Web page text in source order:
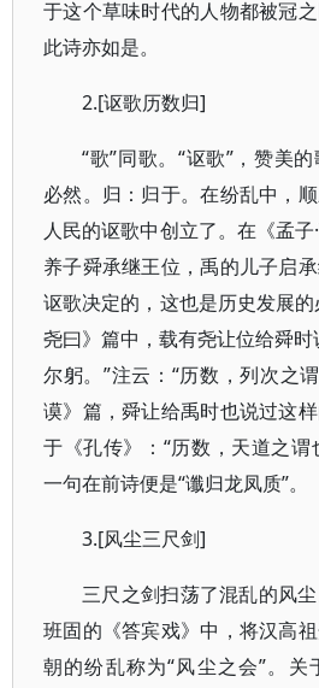
于这个草味时代的人物都被冠
此诗亦如是。
2.[讴歌历数归]
“歌”同歌。“讴歌”，赞美
必然。归：归于。在纷乱中，
人民的讴歌中创立了。在《孟
养子舜承继王位，禹的儿子启
讴歌决定的，这也是历史发展的
尧曰》篇中，载有尧让位给舜时
尔躬。”注云：“历数，列次之
谟》篇，舜让给禹时也说过这
于《孔传》：“历数，天道之谓
一句在前诗便是“谶归龙凤质”。
3.[风尘三尺剑]
三尺之剑扫荡了混乱的风
班固的《答宾戏》中，将汉高
朝的纷乱称为“风尘之会”。关